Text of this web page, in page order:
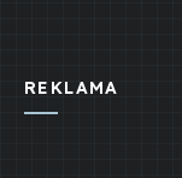
REKLAMA